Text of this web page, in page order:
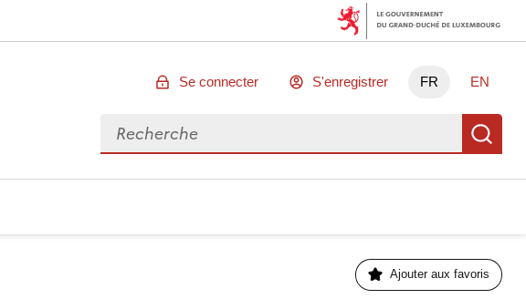
Se connecter S'enregistrer FR EN
Rechercher des données
Ajouter aux favoris